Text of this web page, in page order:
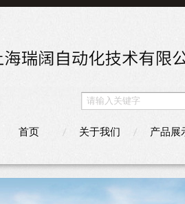
首页 关于我们 产品展